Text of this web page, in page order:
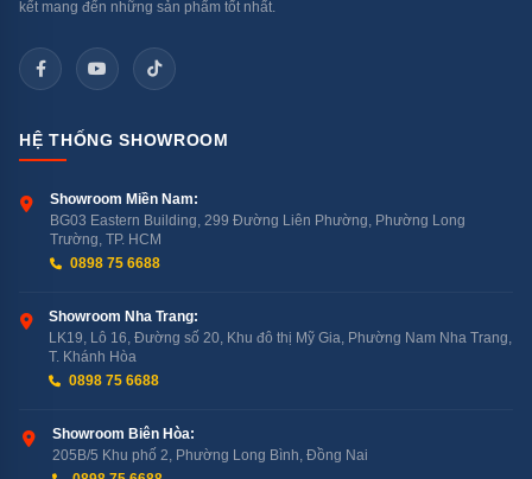
Máy rửa bát Texgio TGFPCM795B Smart trang bị thêm nhiều
tiện ích hấp dẫn, bảo vệ người dùng
TexgioTGFPCM795B Smart. Nếu bạn đang quan tâm
và muốn sở hữu sản phẩm này, hãy liên hệ ngay với
kết mang đến những sản phẩm tốt nhất.
HỆ THỐNG SHOWROOM
Showroom Miền Nam:
BG03 Eastern Building, 299 Đường Liên Phường, Phường Long
Trường, TP. HCM
0898 75 6688
Showroom Nha Trang:
LK19, Lô 16, Đường số 20, Khu đô thị Mỹ Gia, Phường Nam Nha Trang,
T. Khánh Hòa
0898 75 6688
Showroom Biên Hòa:
205B/5 Khu phố 2, Phường Long Bình, Đồng Nai